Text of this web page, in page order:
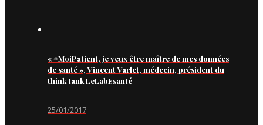
« #MoiPatient, je veux être maître de mes données
de santé », Vincent Varlet, médecin, président du
think tank LeLabEsanté
25/01/2017